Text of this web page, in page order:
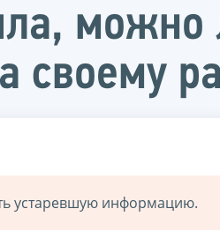
своему
устаревшую информацию.